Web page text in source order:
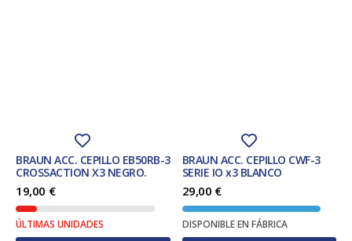
BRAUN ACC. CEPILLO EB50RB-3
CROSSACTION X3 NEGRO.
19,00 €
ÚLTIMAS UNIDADES
BRAUN ACC. CEPILLO CWF-3
SERIE IO x3 BLANCO
29,00 €
DISPONIBLE EN FÁBRICA